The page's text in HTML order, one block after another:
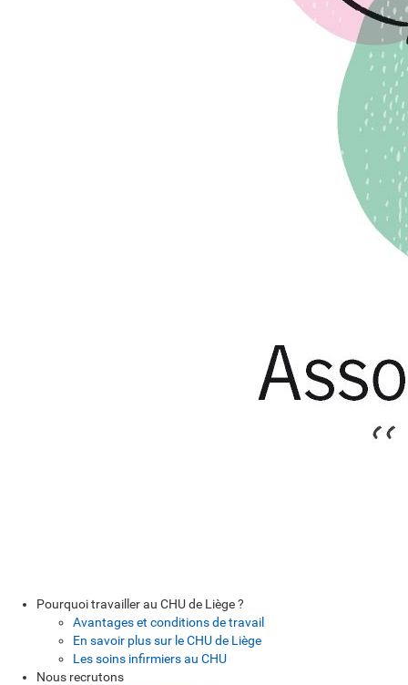
Pourquoi travailler au CHU de Liège ?
Avantages et conditions de travail
En savoir plus sur le CHU de Liège
Les soins infirmiers au CHU
Nous recrutons